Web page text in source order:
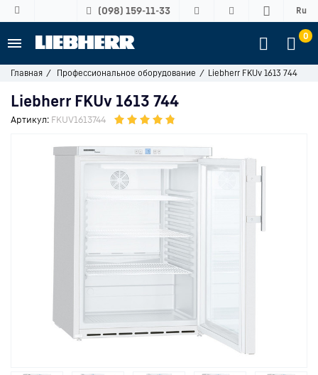
(098) 159-11-33 Ru
0
Главная Профессиональное оборудование Liebherr FKUv 1613 744
Liebherr FKUv 1613 744
Артикул: FKUV1613744